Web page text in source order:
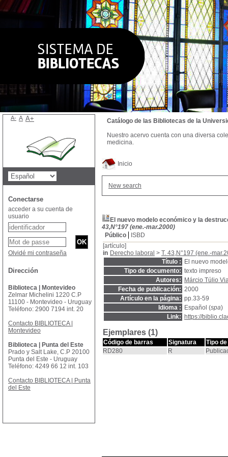
Inicio
New search
El nuevo modelo económico y la
43,N°197 (ene.-mar.2000)
Público
ISBD
[artículo]
in Derecho laboral > T. 43,N°197 (ene.-
Título :
El nuevo
Tipo de documento: texto impreso
Autores:
Márcio Túlio
Fecha de publicación: 2000
Artículo en la página: pp.33-59
Idioma :
Español (spa)
Link:
https://
Ejemplares (1)
Código de barras Signatura
Tipo
RD280
R
Catálogo de las Bibliotecas de la
Nuestro acervo cuenta con una diversa
medicina.
A- A A+
Conectarse
acceder a su cuenta de
usuario
Olvidé mi contraseña
Dirección
Biblioteca | Montevideo
Zelmar Michelini 1220 C.P
11100 - Montevideo - Uruguay
Teléfono: 2900 7194 int. 20
Contacto BIBLIOTECA |
Montevideo
Biblioteca | Punta del Este
Prado y Salt Lake, C.P 20100
Punta del Este - Uruguay
Teléfono: 4249 66 12 int. 103
Contacto BIBLIOTECA | Punta
del Este